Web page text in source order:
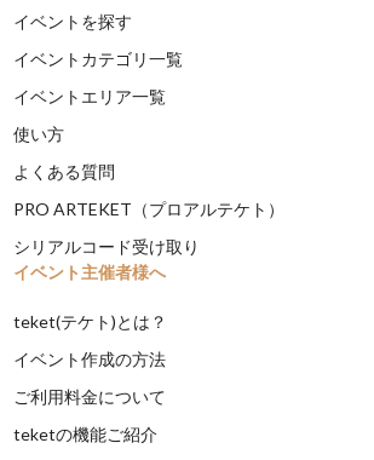
イベントを探す
イベントカテゴリ一覧
イベントエリア一覧
使い方
よくある質問
PRO ARTEKET（プロアルテケト）
シリアルコード受け取り
イベント主催者様へ
teket(テケト)とは？
イベント作成の方法
ご利用料金について
teketの機能ご紹介